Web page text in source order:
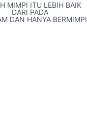
MIMPI ITU LEBIH BAIK
DARI PADA
DAN HANYA BERMIMPI